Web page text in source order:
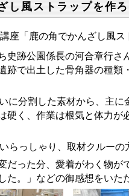
し風ストラップを作
座「鹿の角でかんざし風ス
跡公園係長の河合章行さ
跡で出土した骨角器の種類
に分割した素材から、主に
硬く、作業は根気と体力が
らっしゃり、取材クルーの
った分、愛着がわく物が
た。」などの御感想をいた